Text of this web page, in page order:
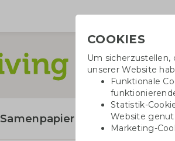
Samenpapier
COOKIES
Um sicherzustellen,
unserer Website
Funktionale
Statistik-
Website
Marketing-